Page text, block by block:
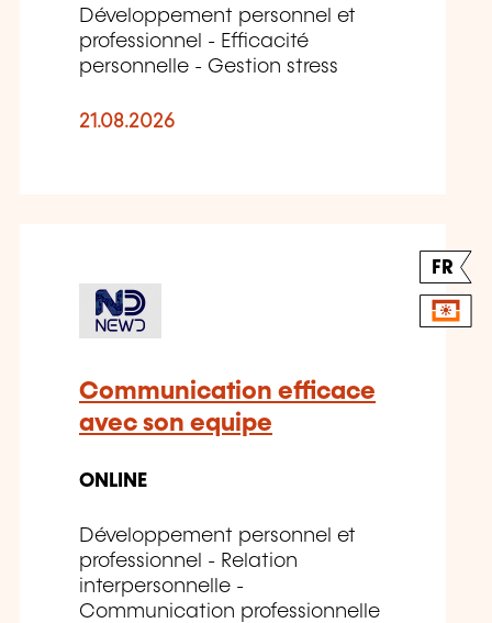
Développement personnel et
professionnel - Efficacité
personnelle - Gestion stress
21.08.2026
FR
Communication efficace
avec son equipe
ONLINE
Développement personnel et
professionnel - Relation
interpersonnelle -
Communication professionnelle